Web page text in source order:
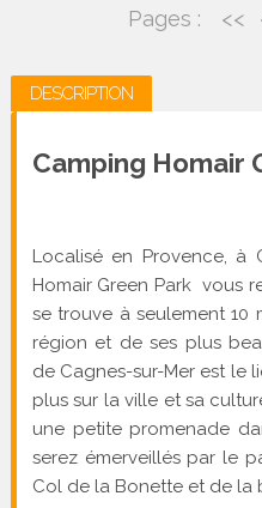
Pages : <<
DESCRIPTION
Camping Homair
Localisé en Provence, à
Homair Green Park vous
se trouve à seulement 10
région et de ses plus
de Cagnes-sur-Mer est le
plus sur la ville et sa
une petite promenade
serez émerveillés par le
Col de la Bonette et de la